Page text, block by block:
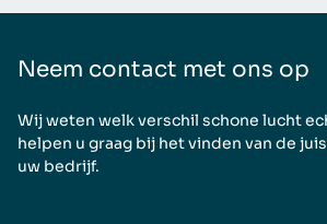
Neem contact met ons op
Wij weten welk verschil schone lucht
helpen u graag bij het vinden van de
uw bedrijf.